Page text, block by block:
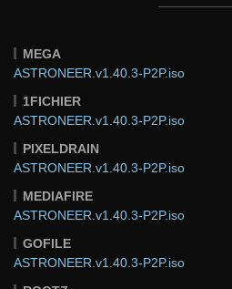
MEGA
ASTRONEER.v1.40.3-P2P.iso
1FICHIER
ASTRONEER.v1.40.3-P2P.iso
PIXELDRAIN
ASTRONEER.v1.40.3-P2P.iso
MEDIAFIRE
ASTRONEER.v1.40.3-P2P.iso
GOFILE
ASTRONEER.v1.40.3-P2P.iso